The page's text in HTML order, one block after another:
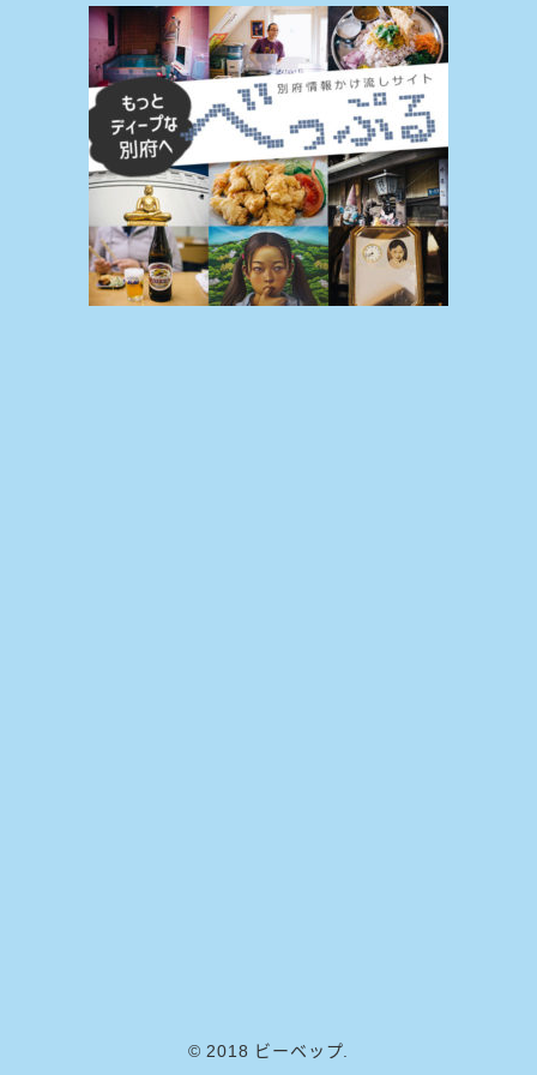
© 2018 ビーベップ.